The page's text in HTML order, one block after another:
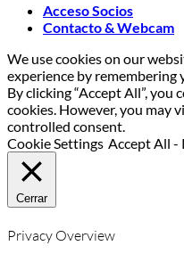
Acceso Socios
Contacto & Webcam
We use cookies on our
experience by remembering
By clicking “Accept All”, you
cookies. However, you may
controlled consent.
Cookie Settings Accept All -
Cerrar
Privacy Overview